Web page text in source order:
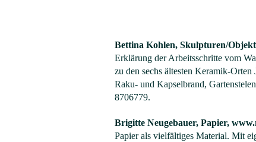
Bettina Kohlen, Skulpturen/
Erklärung der Arbeitsschritte vom
zu den sechs ältesten Keramik-
Raku- und Kapselbrand,
8706779.
Brigitte Neugebauer, Papier,
Papier als vielfältiges Material. Mit